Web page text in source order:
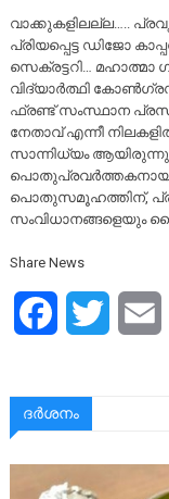
വാക്കുകളിലല്ല…..
പ്രിയപ്പെട്ട ഡിജോ
സെക്രട്ടറി… മഹാത്മാ
വിദ്യാർത്ഥി
ഫ്രണ്ട് സംസ്ഥാന
നേതാവ് എന്നീ
സാന്നിധ്യം ആയിരുന്നു
പൊതുപ്രവർത്തകനായും
പൊതുസമൂഹത്തിന്,
സംവിധാനങ്ങളെയും
Share News
FacebookTwitter
ദര്‍ശനം